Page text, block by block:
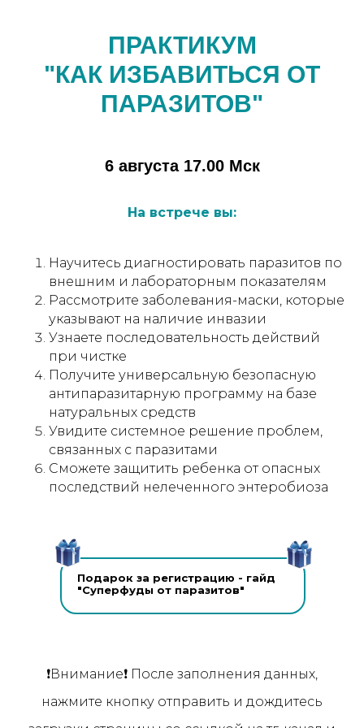
ПРАКТИКУМ
"КАК ИЗБАВИТЬСЯ ОТ
ПАРАЗИТОВ"
6 августа 17.00 Мск
На встрече вы:
Научитесь диагностировать паразитов по
внешним и лабораторным показателям
Рассмотрите заболевания-маски, которые
указывают на наличие инвазии
Узнаете последовательность действий
при чистке
Получите универсальную безопасную
антипаразитарную программу на базе
натуральных средств
Увидите системное решение проблем,
связанных с паразитами
Сможете защитить ребенка от опасных
последствий нелеченного энтеробиоза
Подарок за регистрацию - гайд
"Суперфуды от паразитов"
❗️Внимание❗️ После заполнения данных,
нажмите кнопку отправить и дождитесь